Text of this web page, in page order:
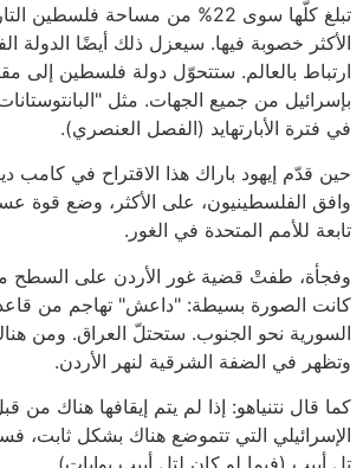
تبلغ كلّها سوى 22% من مساحة
الأكثر خصوبة فيها. سيعزل ذلك أيضًا الدولة
ارتباط بالعالم. ستتحوّل دولة فلسطين إلى
بإسرائيل من جميع الجهات. مثل
في فترة الأبارتهايد (الفصل العنصري).
حين قدّم إيهود باراك هذا الاقتراح في كامب
وافق الفلسطينيون، على الأكثر، وضع قوة
تابعة للأمم المتحدة في الغور.
وفجأة، طفتْ قضية غور الأردن على السطح
كانت الصورة بسيطة: "داعش" تهاجم من
السورية نحو الجنوب. ستحتلّ العراق. ومن
وتظهر في الضفة الشرقية لنهر الأردن.
كما قال نتنياهو: إذا لم يتم إيقافها هناك
الإسرائيلي التي تتموضع هناك بشكل ثابت،